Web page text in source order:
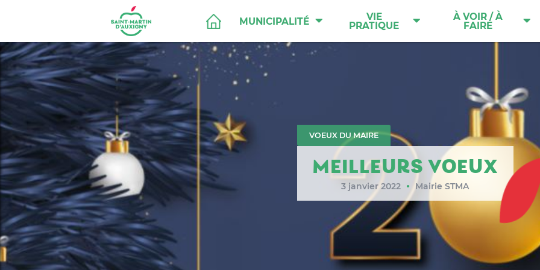
MUNICIPALITÉ VIE
PRATIQUE
À VOIR / À
FAIRE
VOEUX DU MAIRE
MEILLEURS VOEUX
3 janvier 2022 ● Mairie STMA